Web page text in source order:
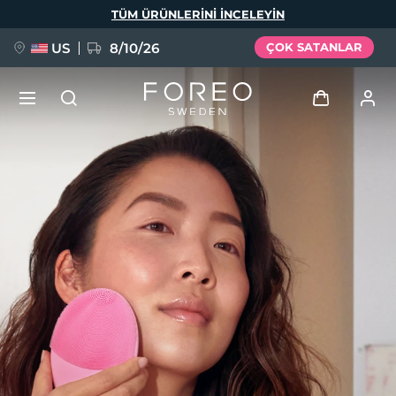
TÜM ÜRÜNLERINI INCELEYIN
US 8/10/26 ÇOK SATANLAR
Kullanici profi̇li̇
Siparişlerim
Adresim
Aboneliklerim
FAQ™ Pure Beauty-Tech Elixir
BREAKING NEWS
issa™ Teeth Whitening Set
Dil Seçimi
English Deutsch
Español
Français
Italiano
Português
Polski
Svenska
Русский
Türkçe
简体中文 繁體中文